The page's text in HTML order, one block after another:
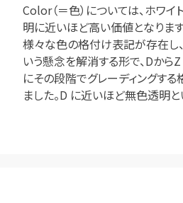
Color（＝色）については、ホワ
明に近いほど高い価値となりま
様々な色の格付け表記が存在し
いう懸念を解消する形で、Dから
にその段階でグレーディングす
ました。D に近いほど無色透明と